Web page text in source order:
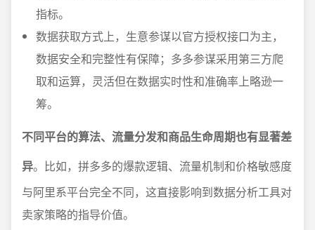
指标。
数据获取方式上，生意参谋以官方授权接口为主，
数据安全和完整性有保障；多多参谋采用第三方爬
取和运算，灵活但在数据实时性和准确率上略逊一
筹。
不同平台的算法、流量分发和商品生命周期也有显著差
异。比如，拼多多的爆款逻辑、流量机制和价格敏感度
与阿里系平台完全不同，这直接影响到数据分析工具对
卖家策略的指导价值。